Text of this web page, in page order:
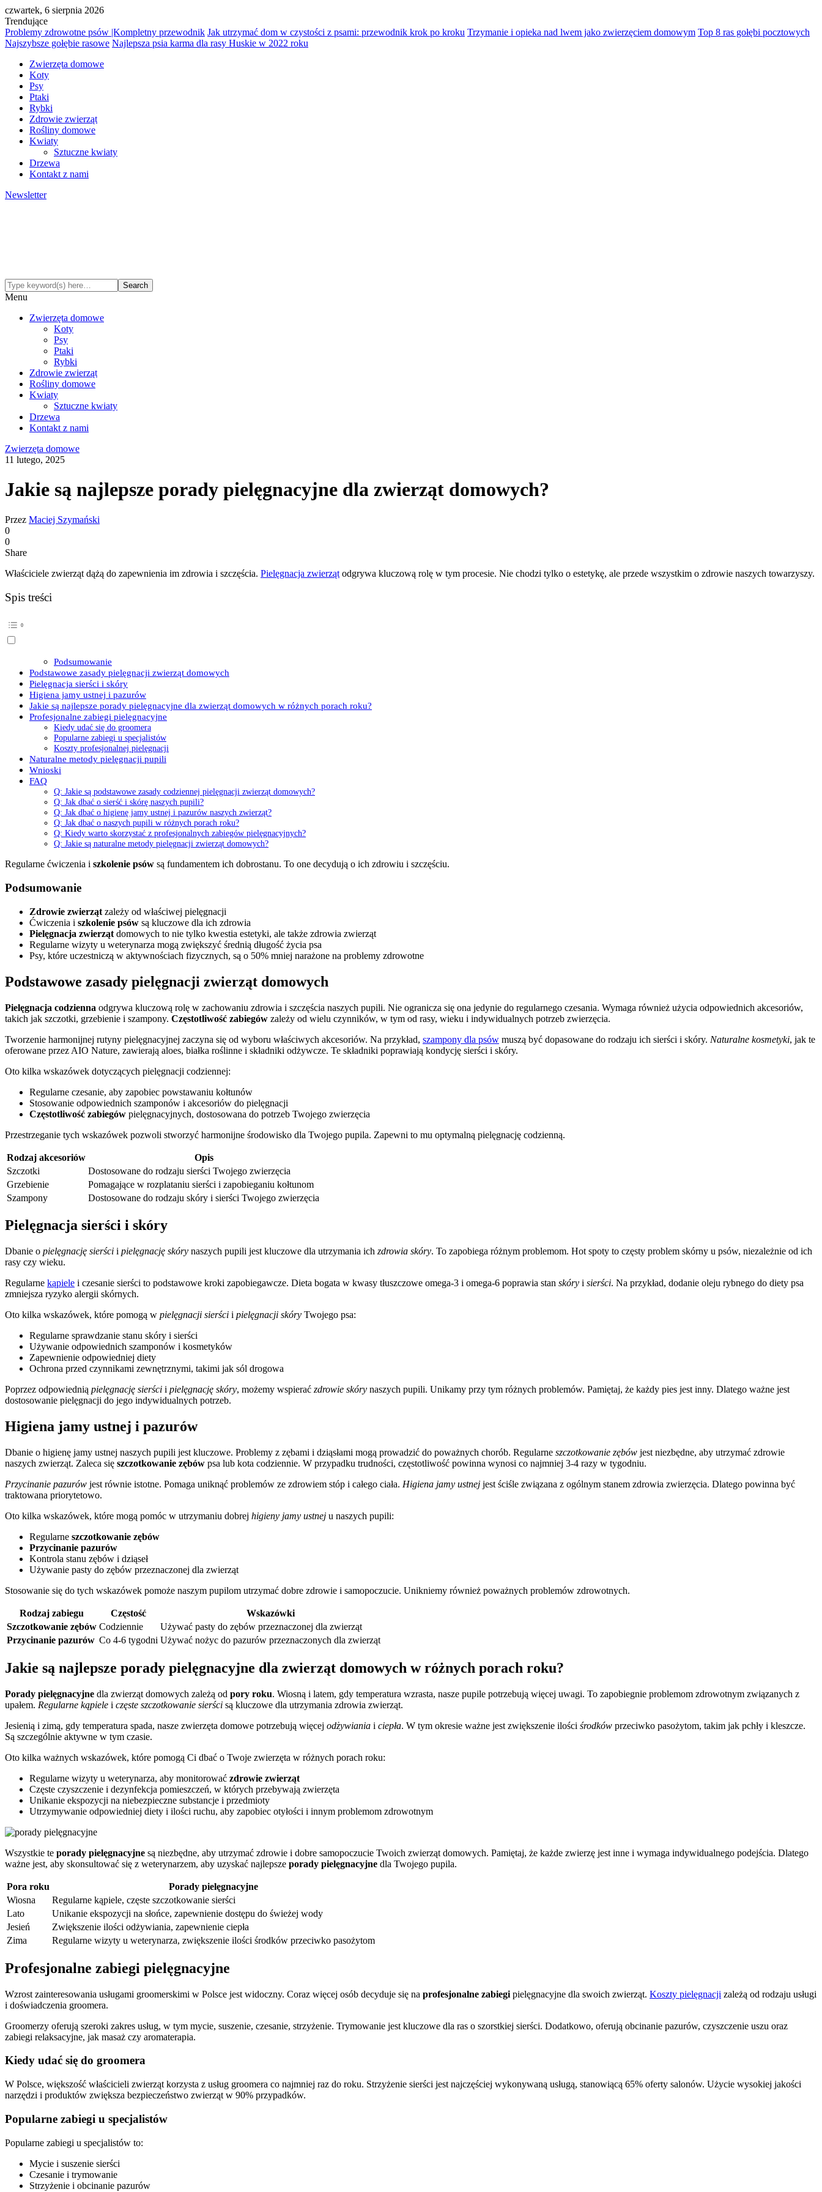
czwartek, 6 sierpnia 2026
Trendujące
Problemy zdrowotne psów |Kompletny przewodnik Jak utrzymać dom w czystości z psami: przewodnik krok po kroku Trzymanie i opieka nad lwem jako zwierzęciem domowym Top 8 ras gołębi pocztowych
Najszybsze gołębie rasowe Najlepsza psia karma dla rasy Huskie w 2022 roku
Zwierzęta domowe
Koty
Psy
Ptaki
Rybki
Zdrowie zwierząt
Rośliny domowe
Kwiaty
Sztuczne kwiaty
Drzewa
Kontakt z nami
Newsletter
Menu
Zwierzęta domowe
Koty
Psy
Ptaki
Rybki
Zdrowie zwierząt
Rośliny domowe
Kwiaty
Sztuczne kwiaty
Drzewa
Kontakt z nami
Zwierzęta domowe
11 lutego, 2025
Jakie są najlepsze porady pielęgnacyjne dla zwierząt domowych?
Przez Maciej Szymański
0
0
Share
Właściciele zwierząt dążą do zapewnienia im zdrowia i szczęścia. Pielęgnacja zwierząt odgrywa kluczową rolę w tym procesie. Nie chodzi tylko o estetykę, ale przede wszystkim o zdrowie naszych towarzyszy.
Spis treści
Podsumowanie
Podstawowe zasady pielęgnacji zwierząt domowych
Pielęgnacja sierści i skóry
Higiena jamy ustnej i pazurów
Jakie są najlepsze porady pielęgnacyjne dla zwierząt domowych w różnych porach roku?
Profesjonalne zabiegi pielęgnacyjne
Kiedy udać się do groomera
Popularne zabiegi u specjalistów
Koszty profesjonalnej pielęgnacji
Naturalne metody pielęgnacji pupili
Wnioski
FAQ
Q: Jakie są podstawowe zasady codziennej pielęgnacji zwierząt domowych?
Q: Jak dbać o sierść i skórę naszych pupili?
Q: Jak dbać o higienę jamy ustnej i pazurów naszych zwierząt?
Q: Jak dbać o naszych pupili w różnych porach roku?
Q: Kiedy warto skorzystać z profesjonalnych zabiegów pielęgnacyjnych?
Q: Jakie są naturalne metody pielęgnacji zwierząt domowych?
Regularne ćwiczenia i szkolenie psów są fundamentem ich dobrostanu. To one decydują o ich zdrowiu i szczęściu.
Podsumowanie
Zdrowie zwierząt zależy od właściwej pielęgnacji
Ćwiczenia i szkolenie psów są kluczowe dla ich zdrowia
Pielęgnacja zwierząt domowych to nie tylko kwestia estetyki, ale także zdrowia zwierząt
Regularne wizyty u weterynarza mogą zwiększyć średnią długość życia psa
Psy, które uczestniczą w aktywnościach fizycznych, są o 50% mniej narażone na problemy zdrowotne
Podstawowe zasady pielęgnacji zwierząt domowych
Pielęgnacja codzienna odgrywa kluczową rolę w zachowaniu zdrowia i szczęścia naszych pupili. Nie ogranicza się ona jedynie do regularnego czesania. Wymaga również użycia odpowiednich akcesoriów,
takich jak szczotki, grzebienie i szampony. Częstotliwość zabiegów zależy od wielu czynników, w tym od rasy, wieku i indywidualnych potrzeb zwierzęcia.
Tworzenie harmonijnej rutyny pielęgnacyjnej zaczyna się od wyboru właściwych akcesoriów. Na przykład, szampony dla psów muszą być dopasowane do rodzaju ich sierści i skóry. Naturalne kosmetyki, jak te
oferowane przez AIO Nature, zawierają aloes, białka roślinne i składniki odżywcze. Te składniki poprawiają kondycję sierści i skóry.
Oto kilka wskazówek dotyczących pielęgnacji codziennej:
Regularne czesanie, aby zapobiec powstawaniu kołtunów
Stosowanie odpowiednich szamponów i akcesoriów do pielęgnacji
Częstotliwość zabiegów pielęgnacyjnych, dostosowana do potrzeb Twojego zwierzęcia
Przestrzeganie tych wskazówek pozwoli stworzyć harmonijne środowisko dla Twojego pupila. Zapewni to mu optymalną pielęgnację codzienną.
Rodzaj akcesoriów
Opis
Szczotki
Dostosowane do rodzaju sierści Twojego zwierzęcia
Grzebienie
Pomagające w rozplataniu sierści i zapobieganiu kołtunom
Szampony
Dostosowane do rodzaju skóry i sierści Twojego zwierzęcia
Pielęgnacja sierści i skóry
Dbanie o pielęgnację sierści i pielęgnację skóry naszych pupili jest kluczowe dla utrzymania ich zdrowia skóry. To zapobiega różnym problemom. Hot spoty to częsty problem skórny u psów, niezależnie od ich
rasy czy wieku.
Regularne kąpiele i czesanie sierści to podstawowe kroki zapobiegawcze. Dieta bogata w kwasy tłuszczowe omega-3 i omega-6 poprawia stan skóry i sierści. Na przykład, dodanie oleju rybnego do diety psa
zmniejsza ryzyko alergii skórnych.
Oto kilka wskazówek, które pomogą w pielęgnacji sierści i pielęgnacji skóry Twojego psa:
Regularne sprawdzanie stanu skóry i sierści
Używanie odpowiednich szamponów i kosmetyków
Zapewnienie odpowiedniej diety
Ochrona przed czynnikami zewnętrznymi, takimi jak sól drogowa
Poprzez odpowiednią pielęgnację sierści i pielęgnację skóry, możemy wspierać zdrowie skóry naszych pupili. Unikamy przy tym różnych problemów. Pamiętaj, że każdy pies jest inny. Dlatego ważne jest
dostosowanie pielęgnacji do jego indywidualnych potrzeb.
Higiena jamy ustnej i pazurów
Dbanie o higienę jamy ustnej naszych pupili jest kluczowe. Problemy z zębami i dziąsłami mogą prowadzić do poważnych chorób. Regularne szczotkowanie zębów jest niezbędne, aby utrzymać zdrowie
naszych zwierząt. Zaleca się szczotkowanie zębów psa lub kota codziennie. W przypadku trudności, częstotliwość powinna wynosi co najmniej 3-4 razy w tygodniu.
Przycinanie pazurów jest równie istotne. Pomaga uniknąć problemów ze zdrowiem stóp i całego ciała. Higiena jamy ustnej jest ściśle związana z ogólnym stanem zdrowia zwierzęcia. Dlatego powinna być
traktowana priorytetowo.
Oto kilka wskazówek, które mogą pomóc w utrzymaniu dobrej higieny jamy ustnej u naszych pupili:
Regularne szczotkowanie zębów
Przycinanie pazurów
Kontrola stanu zębów i dziąseł
Używanie pasty do zębów przeznaczonej dla zwierząt
Stosowanie się do tych wskazówek pomoże naszym pupilom utrzymać dobre zdrowie i samopoczucie. Unikniemy również poważnych problemów zdrowotnych.
Rodzaj zabiegu Częstość
Wskazówki
Szczotkowanie zębów Codziennie
Używać pasty do zębów przeznaczonej dla zwierząt
Przycinanie pazurów Co 4-6 tygodni Używać nożyc do pazurów przeznaczonych dla zwierząt
Jakie są najlepsze porady pielęgnacyjne dla zwierząt domowych w różnych porach roku?
Porady pielęgnacyjne dla zwierząt domowych zależą od pory roku. Wiosną i latem, gdy temperatura wzrasta, nasze pupile potrzebują więcej uwagi. To zapobiegnie problemom zdrowotnym związanych z
upałem. Regularne kąpiele i częste szczotkowanie sierści są kluczowe dla utrzymania zdrowia zwierząt.
Jesienią i zimą, gdy temperatura spada, nasze zwierzęta domowe potrzebują więcej odżywiania i ciepła. W tym okresie ważne jest zwiększenie ilości środków przeciwko pasożytom, takim jak pchły i kleszcze.
Są szczególnie aktywne w tym czasie.
Oto kilka ważnych wskazówek, które pomogą Ci dbać o Twoje zwierzęta w różnych porach roku:
Regularne wizyty u weterynarza, aby monitorować zdrowie zwierząt
Częste czyszczenie i dezynfekcja pomieszczeń, w których przebywają zwierzęta
Unikanie ekspozycji na niebezpieczne substancje i przedmioty
Utrzymywanie odpowiedniej diety i ilości ruchu, aby zapobiec otyłości i innym problemom zdrowotnym
Wszystkie te porady pielęgnacyjne są niezbędne, aby utrzymać zdrowie i dobre samopoczucie Twoich zwierząt domowych. Pamiętaj, że każde zwierzę jest inne i wymaga indywidualnego podejścia. Dlatego
ważne jest, aby skonsultować się z weterynarzem, aby uzyskać najlepsze porady pielęgnacyjne dla Twojego pupila.
Pora roku
Porady pielęgnacyjne
Wiosna
Regularne kąpiele, częste szczotkowanie sierści
Lato
Unikanie ekspozycji na słońce, zapewnienie dostępu do świeżej wody
Jesień
Zwiększenie ilości odżywiania, zapewnienie ciepła
Zima
Regularne wizyty u weterynarza, zwiększenie ilości środków przeciwko pasożytom
Profesjonalne zabiegi pielęgnacyjne
Wzrost zainteresowania usługami groomerskimi w Polsce jest widoczny. Coraz więcej osób decyduje się na profesjonalne zabiegi pielęgnacyjne dla swoich zwierząt. Koszty pielęgnacji zależą od rodzaju usługi
i doświadczenia groomera.
Groomerzy oferują szeroki zakres usług, w tym mycie, suszenie, czesanie, strzyżenie. Trymowanie jest kluczowe dla ras o szorstkiej sierści. Dodatkowo, oferują obcinanie pazurów, czyszczenie uszu oraz
zabiegi relaksacyjne, jak masaż czy aromaterapia.
Kiedy udać się do groomera
W Polsce, większość właścicieli zwierząt korzysta z usług groomera co najmniej raz do roku. Strzyżenie sierści jest najczęściej wykonywaną usługą, stanowiącą 65% oferty salonów. Użycie wysokiej jakości
narzędzi i produktów zwiększa bezpieczeństwo zwierząt w 90% przypadków.
Popularne zabiegi u specjalistów
Popularne zabiegi u specjalistów to:
Mycie i suszenie sierści
Czesanie i trymowanie
Strzyżenie i obcinanie pazurów